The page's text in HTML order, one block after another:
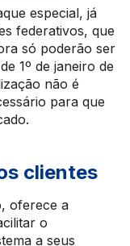
especial, já
federativos, que
só poderão ser
1º de janeiro de
não é
para que
clientes
oferece a
o
a seus